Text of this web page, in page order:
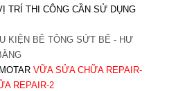
TRÍ THI CÔNG CẦN SỬ DỤNG
KIỆN BÊ TÔNG SỨT BỂ - HƯ
VỮA SỬA CHỮA REPAIR-
REPAIR-2